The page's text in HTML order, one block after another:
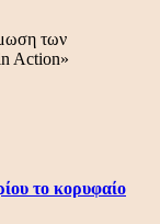
των
Action»
το κορυφαίο